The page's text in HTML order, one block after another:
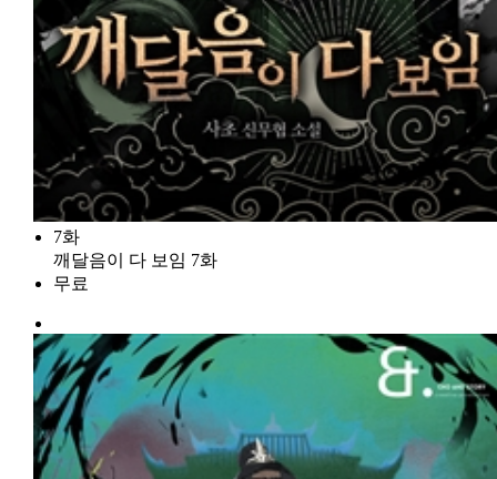
7화
깨달음이 다 보임 7화
무료